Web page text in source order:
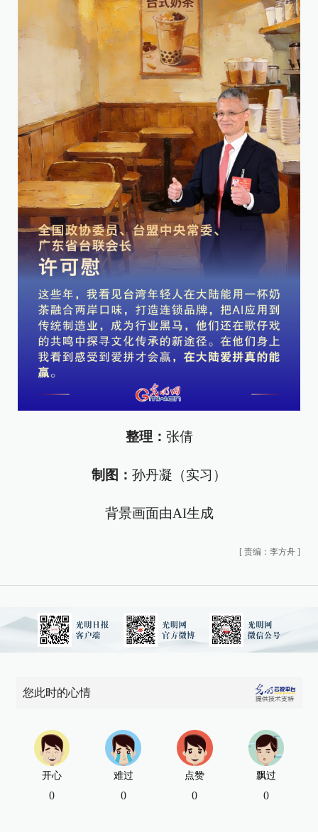
整理： 张倩
制图： 孙丹凝（实习）
背景画面由AI生成
[ 责编：李方舟 ]
您此时的心情
开心
0
难过
0
点赞
0
飘过
0